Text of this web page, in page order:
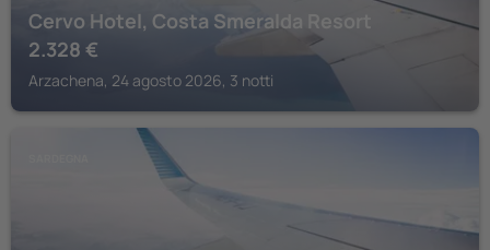
Cervo Hotel, Costa Smeralda Resort
2.328 €
Arzachena, 24 agosto 2026, 3 notti